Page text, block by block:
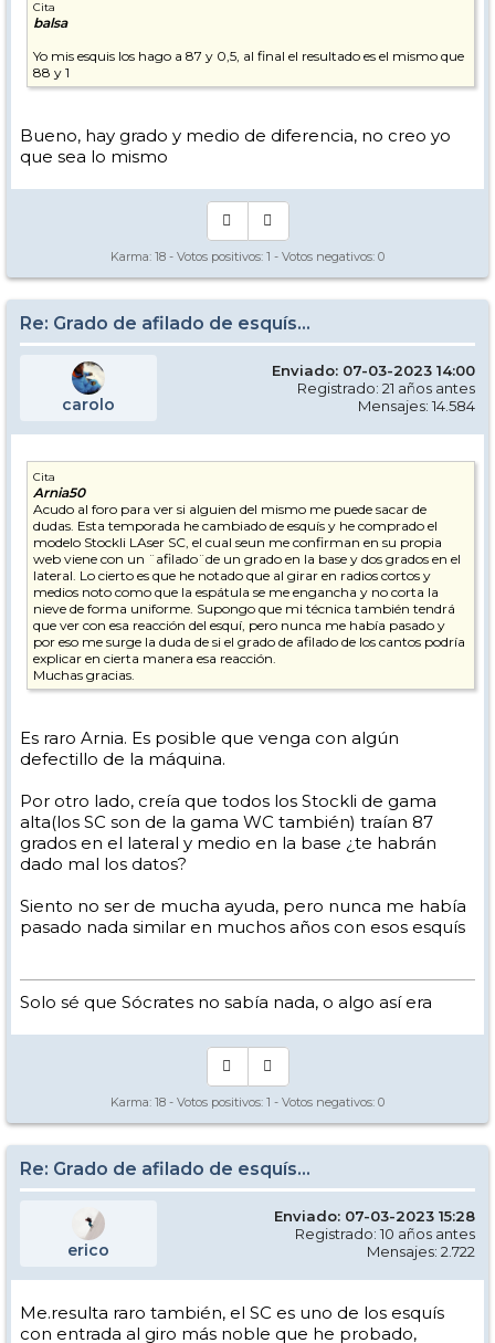
Cita
balsa
Yo mis esquis los hago a 87 y 0,5, al final el resultado es el mismo que
88 y 1
Bueno, hay grado y medio de diferencia, no creo yo
que sea lo mismo
Karma: 18 - Votos positivos: 1 - Votos negativos: 0
Re: Grado de afilado de esquís...
carolo
Enviado: 07-03-2023 14:00
Registrado: 21 años antes
Mensajes: 14.584
Cita
Arnia50
Acudo al foro para ver si alguien del mismo me puede sacar de
dudas. Esta temporada he cambiado de esquís y he comprado el
modelo Stockli LAser SC, el cual seun me confirman en su propia
web viene con un ¨afilado¨de un grado en la base y dos grados en el
lateral. Lo cierto es que he notado que al girar en radios cortos y
medios noto como que la espátula se me engancha y no corta la
nieve de forma uniforme. Supongo que mi técnica también tendrá
que ver con esa reacción del esquí, pero nunca me había pasado y
por eso me surge la duda de si el grado de afilado de los cantos podría
explicar en cierta manera esa reacción.
Muchas gracias.
Es raro Arnia. Es posible que venga con algún
defectillo de la máquina.
Por otro lado, creía que todos los Stockli de gama
alta(los SC son de la gama WC también) traían 87
grados en el lateral y medio en la base ¿te habrán
dado mal los datos?
Siento no ser de mucha ayuda, pero nunca me había
pasado nada similar en muchos años con esos esquís
Solo sé que Sócrates no sabía nada, o algo así era
Karma: 18 - Votos positivos: 1 - Votos negativos: 0
Re: Grado de afilado de esquís...
erico
Enviado: 07-03-2023 15:28
Registrado: 10 años antes
Mensajes: 2.722
Me.resulta raro también, el SC es uno de los esquís
con entrada al giro más noble que he probado,